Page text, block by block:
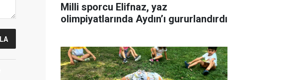
Milli sporcu Elifnaz, yaz
olimpiyatlarında Aydın’ı gururlandırdı